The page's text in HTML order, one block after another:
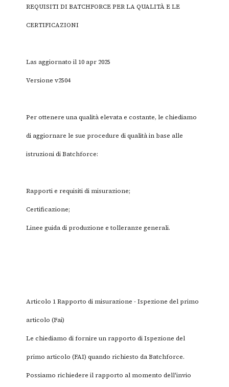
REQUISITI DI BATCHFORCE PER LA QUALITÀ E LE
CERTIFICAZIONI
Las aggiornato il 10 apr 2025
Versione v2504
Per ottenere una qualità elevata e costante, le chiediamo
di aggiornare le sue procedure di qualità in base alle
istruzioni di Batchforce:
Rapporti e requisiti di misurazione;
Certificazione;
Linee guida di produzione e tolleranze generali.
Articolo 1 Rapporto di misurazione - Ispezione del primo
articolo (Fai)
Le chiediamo di fornire un rapporto di Ispezione del
primo articolo (FAI) quando richiesto da Batchforce.
Possiamo richiedere il rapporto al momento dell'invio